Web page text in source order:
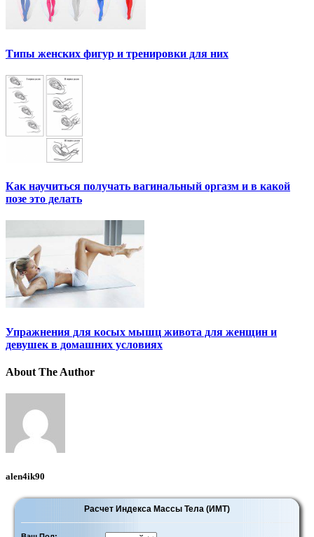
Типы женских фигур и тренировки для них
Как научиться получать вагинальный оргазм и в какой
позе это делать
Упражнения для косых мышц живота для женщин и
девушек в домашних условиях
About The Author
alen4ik90
Расчет Индекса Массы Тела (ИМТ)